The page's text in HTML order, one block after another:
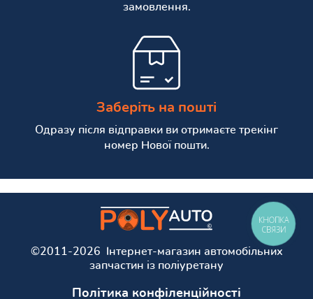
замовлення.
Заберіть на пошті
Одразу після відправки ви отримаєте трекінг
номер Нової пошти.
©2011-2026 Інтернет-магазин автомобільних
запчастин із поліуретану
Політика конфіленційності
КНОПКА
СВЯЗИ